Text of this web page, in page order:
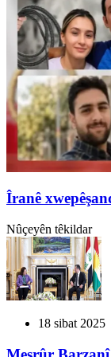
Îranê
Nûçeyên têkildar
18 sibat 2025